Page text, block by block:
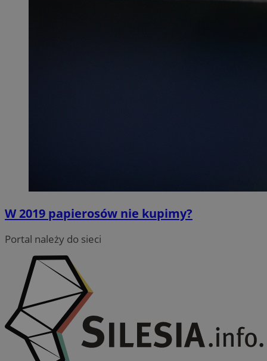
W 2019 papierosów nie kupimy?
Portal należy do sieci